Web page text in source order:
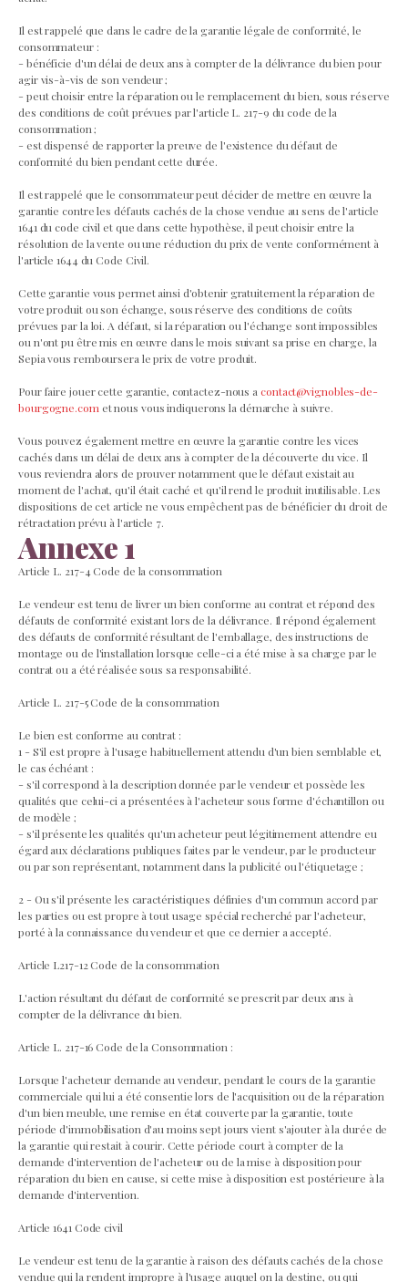
Il est rappelé que dans le cadre de la garantie légale de conformité, le
consommateur :
- bénéficie d'un délai de deux ans à compter de la délivrance du bien pour
agir vis-à-vis de son vendeur ;
- peut choisir entre la réparation ou le remplacement du bien, sous réserve
des conditions de coût prévues par l'article L. 217-9 du code de la
consommation ;
- est dispensé de rapporter la preuve de l'existence du défaut de
conformité du bien pendant cette durée.
Il est rappelé que le consommateur peut décider de mettre en œuvre la
garantie contre les défauts cachés de la chose vendue au sens de l'article
1641 du code civil et que dans cette hypothèse, il peut choisir entre la
résolution de la vente ou une réduction du prix de vente conformément à
l'article 1644 du Code Civil.
Cette garantie vous permet ainsi d'obtenir gratuitement la réparation de
votre produit ou son échange, sous réserve des conditions de coûts
prévues par la loi. A défaut, si la réparation ou l'échange sont impossibles
ou n'ont pu être mis en œuvre dans le mois suivant sa prise en charge, la
Sepia vous remboursera le prix de votre produit.
Pour faire jouer cette garantie, contactez-nous a contact@vignobles-de-
bourgogne.com et nous vous indiquerons la démarche à suivre.
Vous pouvez également mettre en œuvre la garantie contre les vices
cachés dans un délai de deux ans à compter de la découverte du vice. Il
vous reviendra alors de prouver notamment que le défaut existait au
moment de l'achat, qu'il était caché et qu'il rend le produit inutilisable. Les
dispositions de cet article ne vous empêchent pas de bénéficier du droit de
rétractation prévu à l'article 7.
Annexe 1
Article L. 217-4 Code de la consommation
Le vendeur est tenu de livrer un bien conforme au contrat et répond des
défauts de conformité existant lors de la délivrance. Il répond également
des défauts de conformité résultant de l'emballage, des instructions de
montage ou de l'installation lorsque celle-ci a été mise à sa charge par le
contrat ou a été réalisée sous sa responsabilité.
Article L. 217-5 Code de la consommation
Le bien est conforme au contrat :
1 - S'il est propre à l'usage habituellement attendu d'un bien semblable et,
le cas échéant :
- s'il correspond à la description donnée par le vendeur et possède les
qualités que celui-ci a présentées à l'acheteur sous forme d'échantillon ou
de modèle ;
- s'il présente les qualités qu'un acheteur peut légitimement attendre eu
égard aux déclarations publiques faites par le vendeur, par le producteur
ou par son représentant, notamment dans la publicité ou l'étiquetage ;
2 - Ou s'il présente les caractéristiques définies d'un commun accord par
les parties ou est propre à tout usage spécial recherché par l'acheteur,
porté à la connaissance du vendeur et que ce dernier a accepté.
Article L217-12 Code de la consommation
L'action résultant du défaut de conformité se prescrit par deux ans à
compter de la délivrance du bien.
Article L. 217-16 Code de la Consommation :
Lorsque l'acheteur demande au vendeur, pendant le cours de la garantie
commerciale qui lui a été consentie lors de l'acquisition ou de la réparation
d'un bien meuble, une remise en état couverte par la garantie, toute
période d'immobilisation d'au moins sept jours vient s'ajouter à la durée de
la garantie qui restait à courir. Cette période court à compter de la
demande d'intervention de l'acheteur ou de la mise à disposition pour
réparation du bien en cause, si cette mise à disposition est postérieure à la
demande d'intervention.
Article 1641 Code civil
Le vendeur est tenu de la garantie à raison des défauts cachés de la chose
vendue qui la rendent impropre à l'usage auquel on la destine, ou qui